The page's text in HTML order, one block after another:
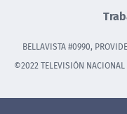
BELLAVISTA #0990,
©2022 TELEVISIÓN NACIONAL